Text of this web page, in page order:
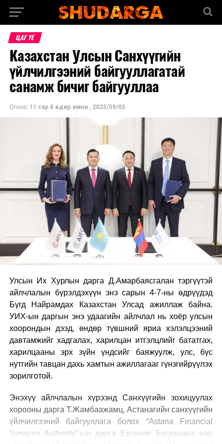
ЦАГ ҮЕ
Казахстан Улсын Санхүүгийн
үйлчилгээний байгууллагатай
санамж бичиг байгууллаа
Огноо: 11 сар 8 өдөр.өмнө , 2025/09/05
Улсын Их Хурлын дарга Д.Амарбаясгалан тэргүүтэй
айлчлалын бүрэлдэхүүн энэ сарын 4-7-ны өдрүүдэд
Бүгд Найрамдах Казахстан Улсад ажиллаж байна.
УИХ-ын даргын энэ удаагийн айлчлал нь хоёр улсын
хоорондын дээд, өндөр түвшний яриа хэлэлцээний
давтамжийг хадгалах, харилцан итгэлцлийг бататгах,
харилцааны эрх зүйн үндсийг баяжуулж, улс, бүс
нутгийн тавцан дахь хамтын ажиллагааг гүнзгийрүүлэх
зорилготой.
Энэхүү айлчлалын хүрээнд Санхүүгийн зохицуулах
хорооны дарга Т.Жамбаажамц, Астанагийн санхүүгийн
үйлчилгээний байгууллага болох “Astana Financial
Services Authoritу”-ын дарга Евгения Богданова нар